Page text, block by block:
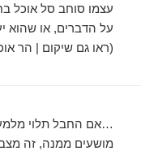
עצמו סוחב סל אוכל
על הדברים, או שהוא
(ראו גם שיקום | הר
…אם החבל תלוי
מושעים ממנה, זה